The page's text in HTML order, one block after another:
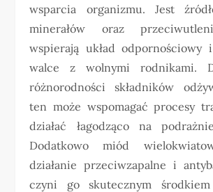
wsparcia organizmu. Jest
minerałów oraz
wspierają układ odpornościowy
walce z wolnymi rodnikami.
różnorodności składników
ten może wspomagać procesy
działać łagodząco na
Dodatkowo miód
działanie przeciwzapalne i
czyni go skutecznym